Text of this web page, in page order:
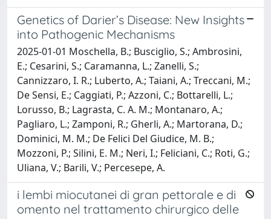
Genetics of Darier’s Disease: New Insights
into Pathogenic Mechanisms
2025-01-01 Moschella, B.; Busciglio, S.; Ambrosini,
E.; Cesarini, S.; Caramanna, L.; Zanelli, S.;
Cannizzaro, I. R.; Luberto, A.; Taiani, A.; Treccani, M.;
De Sensi, E.; Caggiati, P.; Azzoni, C.; Bottarelli, L.;
Lorusso, B.; Lagrasta, C. A. M.; Montanaro, A.;
Pagliaro, L.; Zamponi, R.; Gherli, A.; Martorana, D.;
Dominici, M. M.; De Felici Del Giudice, M. B.;
Mozzoni, P.; Silini, E. M.; Neri, I.; Feliciani, C.; Roti, G.;
Uliana, V.; Barili, V.; Percesepe, A.
i lembi miocutanei di gran pettorale e di
omento nel trattamento chirurgico delle